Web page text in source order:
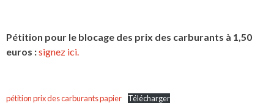
Pétition pour le blocage des prix des carburants à 1,50
euros :signez ici.
pétition prix des carburants papier Télécharger